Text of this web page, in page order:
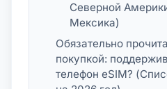
Северной
Мексика)
Обязательно
покупкой:
телефон eSIM?